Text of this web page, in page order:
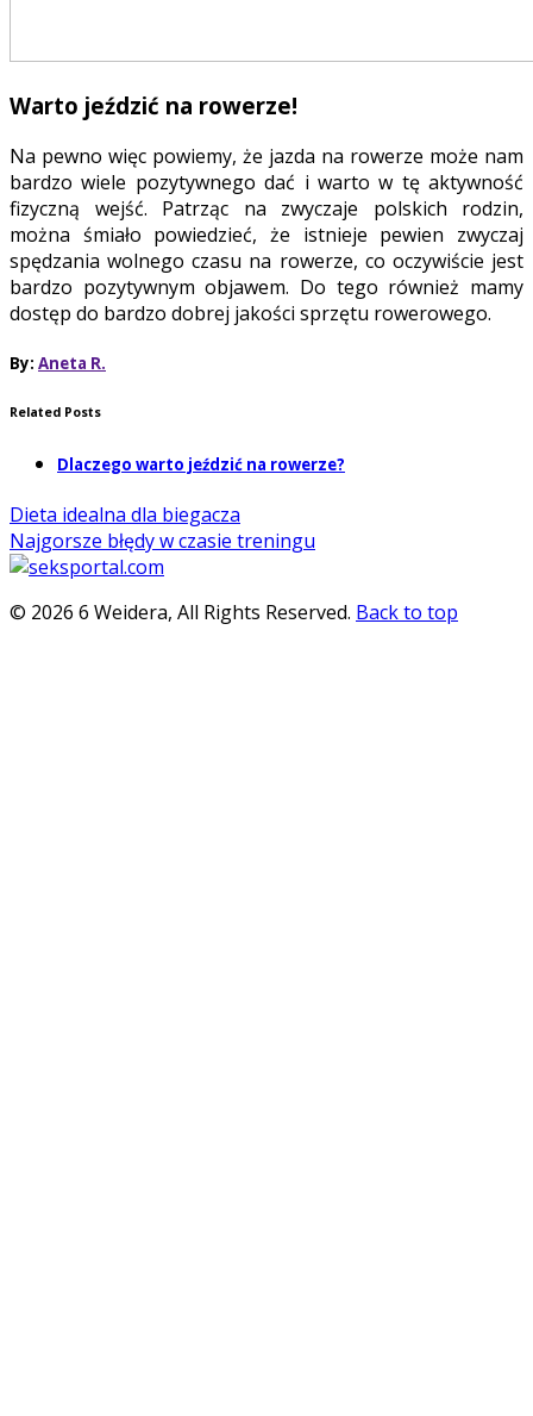
Warto jeździć na rowerze!
Na pewno więc powiemy, że jazda na rowerze może nam
bardzo wiele pozytywnego dać i warto w tę aktywność
fizyczną wejść. Patrząc na zwyczaje polskich rodzin,
można śmiało powiedzieć, że istnieje pewien zwyczaj
spędzania wolnego czasu na rowerze, co oczywiście jest
bardzo pozytywnym objawem. Do tego również mamy
dostęp do bardzo dobrej jakości sprzętu rowerowego.
By: Aneta R.
Related Posts
Dlaczego warto jeździć na rowerze?
Dieta idealna dla biegacza
Najgorsze błędy w czasie treningu
© 2026 6 Weidera, All Rights Reserved. Back to top